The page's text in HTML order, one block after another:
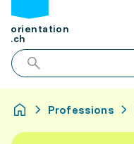
orientation
.ch
Professions